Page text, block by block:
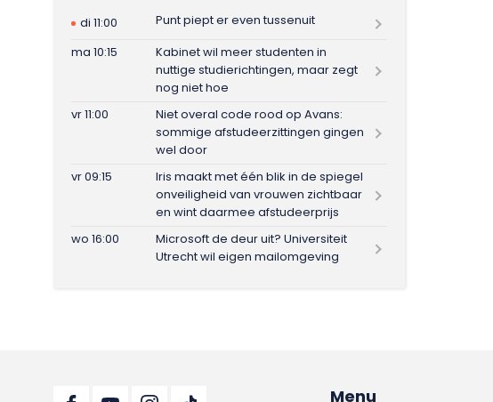
di 11:00
Punt piept er even tussenuit
ma 10:15
Kabinet wil meer studenten in
nuttige studierichtingen, maar zegt
nog niet hoe
vr 11:00
Niet overal code rood op Avans:
sommige afstudeerzittingen gingen
wel door
vr 09:15
Iris maakt met één blik in de spiegel
onveiligheid van vrouwen zichtbaar
en wint daarmee afstudeerprijs
wo 16:00
Microsoft de deur uit? Universiteit
Utrecht wil eigen mailomgeving
Menu